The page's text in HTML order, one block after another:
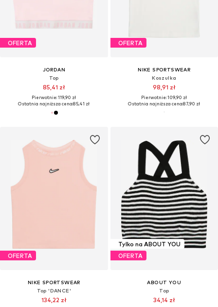
OFERTA
JORDAN
Top
85,41 zł
Pierwotnie: 119,90 zł
Ostatnia najniższa cena:85,41 zł
OFERTA
NIKE SPORTSWEAR
Koszulka
98,91 zł
Pierwotnie: 109,90 zł
Ostatnia najniższa cena:87,90 zł
OFERTA
NIKE SPORTSWEAR
Top 'DANCE'
134,22 zł
Tylko na ABOUT YOU
OFERTA
ABOUT YOU
Top
34,14 zł